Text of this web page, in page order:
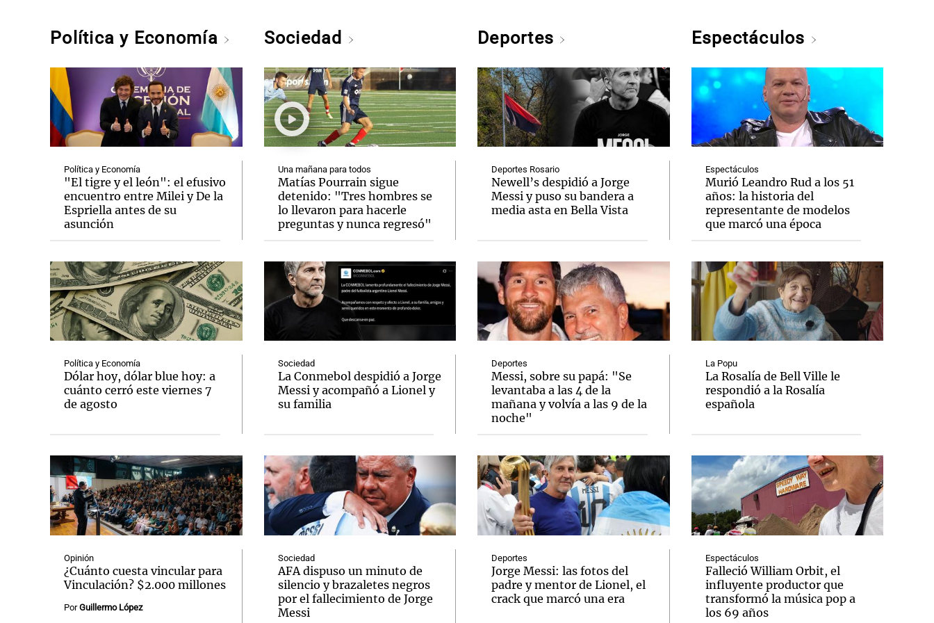
Política y Economía
Política y Economía
"El tigre y el león": el efusivo
encuentro entre Milei y De la
Espriella antes de su
asunción
Política y Economía
Dólar hoy, dólar blue hoy: a
cuánto cerró este viernes 7
de agosto
Opinión
¿Cuánto cuesta vincular para
Vinculación? $2.000 millones
PorGuillermo López
Sociedad
Una mañana para todos
Matías Pourrain sigue
detenido: "Tres hombres se
lo llevaron para hacerle
preguntas y nunca regresó"
Sociedad
La Conmebol despidió a Jorge
Messi y acompañó a Lionel y
su familia
Sociedad
AFA dispuso un minuto de
silencio y brazaletes negros
por el fallecimiento de Jorge
Messi
Deportes
Deportes Rosario
Newell’s despidió a Jorge
Messi y puso su bandera a
media asta en Bella Vista
Deportes
Messi, sobre su papá: "Se
levantaba a las 4 de la
mañana y volvía a las 9 de la
noche"
Deportes
Jorge Messi: las fotos del
padre y mentor de Lionel, el
crack que marcó una era
Espectáculos
Espectáculos
Murió Leandro Rud a los 51
años: la historia del
representante de modelos
que marcó una época
La Popu
La Rosalía de Bell Ville le
respondió a la Rosalía
española
Espectáculos
Falleció William Orbit, el
influyente productor que
transformó la música pop a
los 69 años
Notas
El huracán de Arequito
Notas
Cadena 3 en Groenlandia